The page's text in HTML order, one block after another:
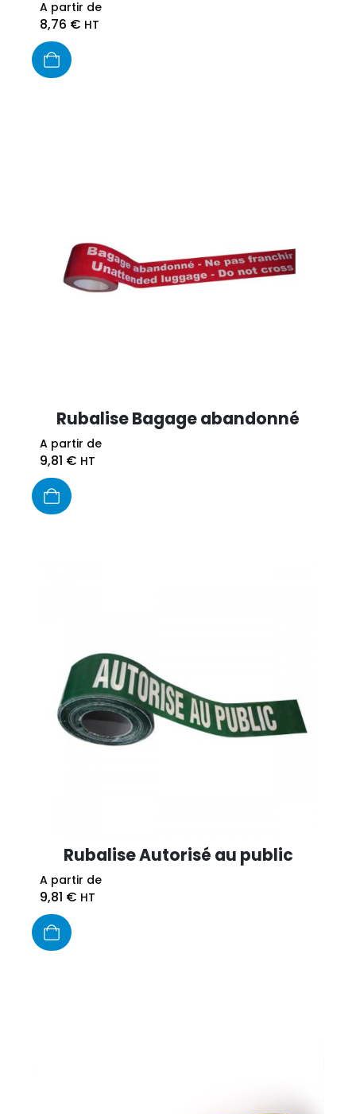
A partir de
8,76 € HT
Rubalise Bagage abandonné
A partir de
9,81 € HT
Rubalise Autorisé au public
A partir de
9,81 € HT